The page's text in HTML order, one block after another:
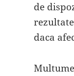
de
daca